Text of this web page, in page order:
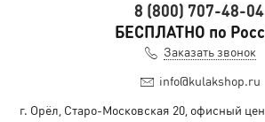
8 (800) 707-48-04
БЕСПЛАТНО по
Заказать звонок
info@kulakshop.ru
г. Орёл, Старо-Московская 20, офисный